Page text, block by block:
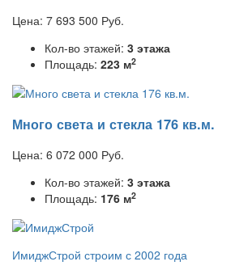
Цена: 7 693 500 Руб.
Кол-во этажей: 3 этажа
Площадь: 223 м2
Много света и стекла 176 кв.м.
Цена: 6 072 000 Руб.
Кол-во этажей: 3 этажа
Площадь: 176 м2
ИмиджСтрой строим с 2002 года